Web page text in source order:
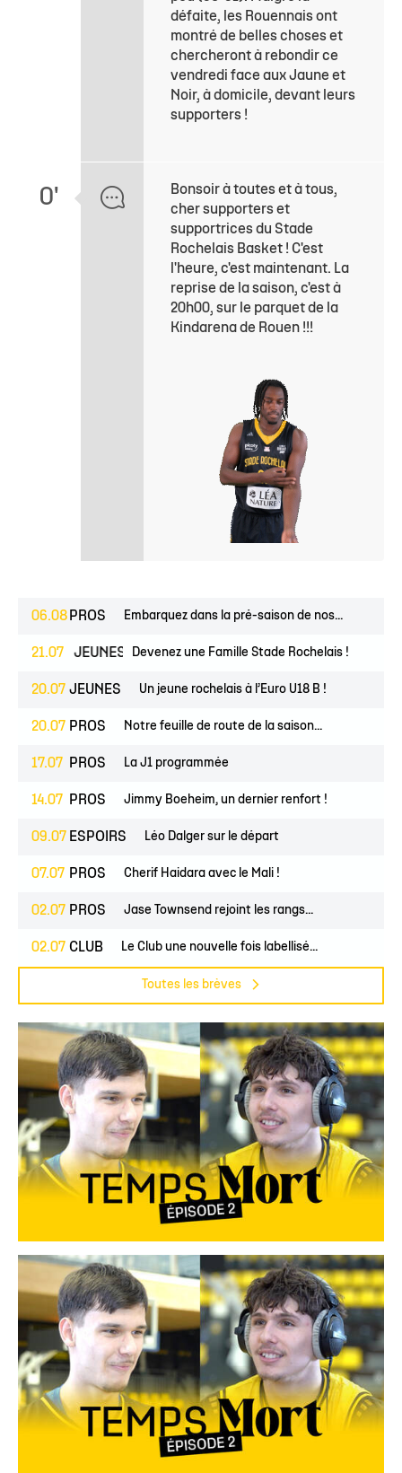
défaite, les Rouennais ont
montré de belles choses et
chercheront à rebondir ce
vendredi face aux Jaune et
Noir, à domicile, devant leurs
supporters !
0'
Bonsoir à toutes et à tous,
cher supporters et
supportrices du Stade
Rochelais Basket ! C'est
l'heure, c'est maintenant. La
reprise de la saison, c'est à
20h00, sur le parquet de la
Kindarena de Rouen !!!
06.08 PROS Embarquez dans la pré-saison de nos...
21.07JEUNES Devenez une Famille Stade Rochelais !
20.07 JEUNES Un jeune rochelais à l’Euro U18 B !
20.07 PROS Notre feuille de route de la saison...
17.07 PROS La J1 programmée
14.07 PROS Jimmy Boeheim, un dernier renfort !
09.07 ESPOIRS Léo Dalger sur le départ
07.07 PROS Cherif Haidara avec le Mali !
02.07 PROS Jase Townsend rejoint les rangs...
02.07 CLUB Le Club une nouvelle fois labellisé...
Toutes les brèves